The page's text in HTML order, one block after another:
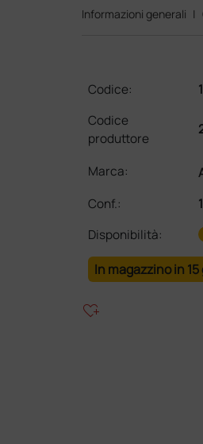
Informazioni generali |
Codice:
Codice
produttore
Marca:
Conf.:
Disponibilità:
In magazzino in
heart_plus